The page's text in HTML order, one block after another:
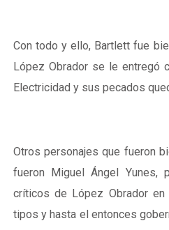
Con todo y ello, Bartlett fue
López Obrador se le entregó
Electricidad y sus pecados
Otros personajes que fueron
fueron Miguel Ángel Yunes,
críticos de López Obrador
tipos y hasta el entonces